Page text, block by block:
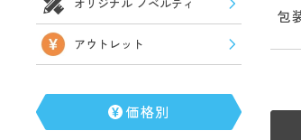
アウトレット
価格別
包